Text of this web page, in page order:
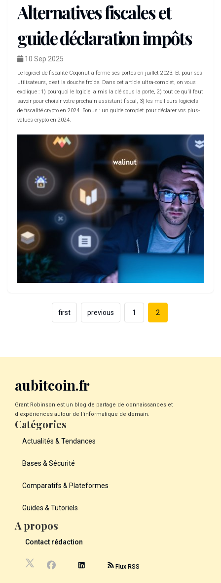
Alternatives fiscales et
guide déclaration impôts
10 Sep 2025
Le logiciel de fiscalité Coqonut a fermé ses portes en juillet 2023. Et pour ses
utilisateurs, c’est la douche froide. Dans cet article ultra-complet, on vous
explique : 1) pourquoi le logiciel a mis la clé sous la porte, 2) tout ce qu’il faut
savoir pour choisir votre prochain assistant fiscal, 3) les meilleurs logiciels
de fiscalité crypto en 2024. Bonus : un guide complet pour déclarer vos plus-
values crypto en 2024.
first previous 1 2
aubitcoin.fr
Grant Robinson est un blog de partage de connaissances et
d'expériences autour de l'informatique de demain.
Catégories
Actualités & Tendances
Bases & Sécurité
Comparatifs & Plateformes
Guides & Tutoriels
A propos
Contact rédaction
Flux RSS